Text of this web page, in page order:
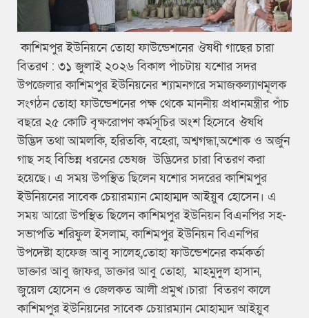
কাশিমপুর ইউনিয়নে তোহা ফাউন্ডেশনের ঔষধী গাছের চারা
বিতরণ : ৩১ জুলাই ২০২৬ বিকাল পাঁচটায় যশোর সদর
উপজেলার কাশিমপুর ইউনিয়নের শ্যামনগরে সমাজকল্যাণমূলক
সংগঠন তোহা ফাউন্ডেশনের পক্ষ থেকে মাননীয় প্রধানমন্ত্রীর পাঁচ
বছরে ২৫ কোটি বৃক্ষরোপণ কর্মসূচির অংশ হিসেবে ঔষধি
উদ্ভিদ তথা আমলকি, হরিতকি, বহেরা, অশ্বগন্ধা,অশোক ও অর্জুন
গাছ সহ বিভিন্ন ধরনের ভেষজ উদ্ভিদের চারা বিতরণ করা
হয়েছে। এ সময় উপস্থিত ছিলেন যশোর সদরের কাশিমপুর
ইউনিয়নের সাবেক চেয়ারম্যান মোহাম্মদ আইয়ুব হোসেন। এ
সময় আরো উপস্থিত ছিলেন কাশিমপুর ইউনিয়ন বিএনপির সহ-
সভাপতি শরিফুল ইসলাম, কাশিমপুর ইউনিয়ন বিএনপির
উপদেষ্টা হাফেজ আবু সালেহ,তোহা ফাউন্ডেশনের কর্মকর্তা
ডাক্তার আবু জাফর, ডাক্তার আবু তোহা, মাহমুদুল হাসান,
জুয়েল হোসেন ও জেলকত আলী প্রমুখ।চারা বিতরণ কালে
কাশিমপুর ইউনিয়নের সাবেক চেয়ারম্যান মোহাম্মদ আইয়ুব